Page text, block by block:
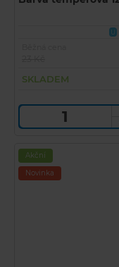
U
SKLADEM
Akční
Novinka